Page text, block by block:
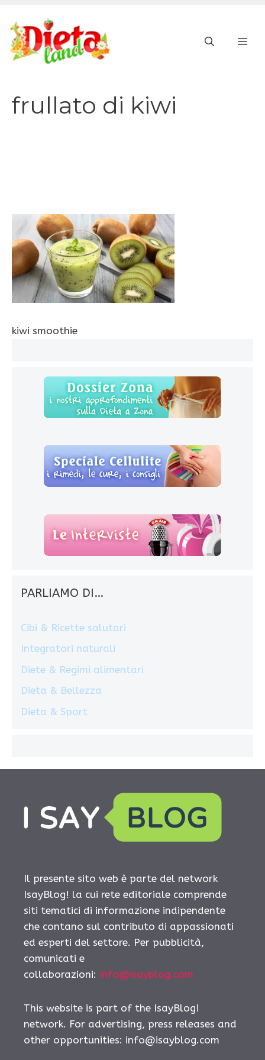
contenuto
frullato di kiwi
kiwi smoothie
PARLIAMO DI…
Cibi & Ricette salutari
Integratori naturali
Diete & Regimi alimentari
Dieta & Bellezza
Dieta & Sport
Il presente sito web è parte del network
IsayBlog! la cui rete editoriale comprende
siti tematici di informazione indipendente
che contano sul contributo di appassionati
ed esperti del settore. Per pubblicità,
comunicati e
collaborazioni: info@isayblog.com
This website is part of the IsayBlog!
network. For advertising, press releases and
other opportunities: info@isayblog.com